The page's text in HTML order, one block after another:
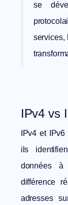
se
services,
IPv4 vs
IPv4 et
ils
données à
différence
adresses